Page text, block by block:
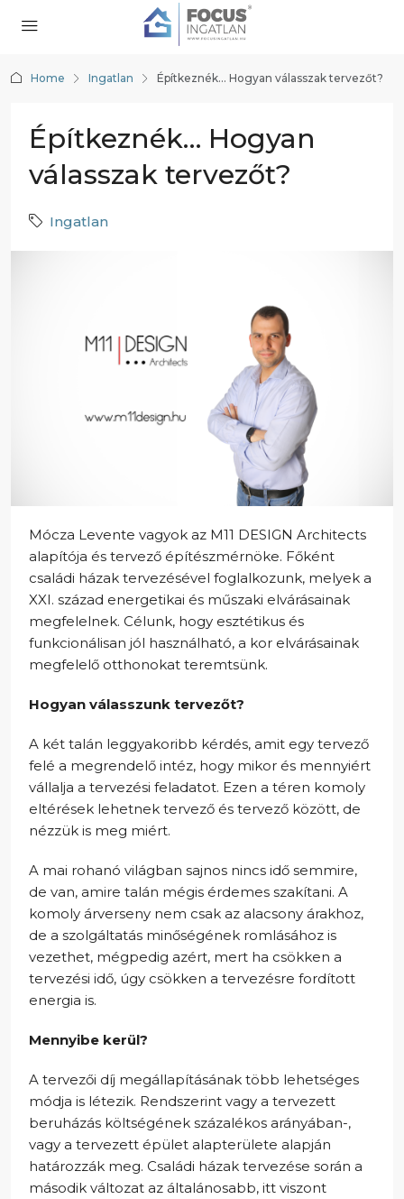
Home Ingatlan Építkeznék… Hogyan válasszak tervezőt?
Építkeznék… Hogyan
válasszak tervezőt?
Ingatlan
Mócza Levente vagyok az M11 DESIGN Architects
alapítója és tervező építészmérnöke. Főként
családi házak tervezésével foglalkozunk, melyek a
XXI. század energetikai és műszaki elvárásainak
megfelelnek. Célunk, hogy esztétikus és
funkcionálisan jól használható, a kor elvárásainak
megfelelő otthonokat teremtsünk.
Hogyan válasszunk tervezőt?
A két talán leggyakoribb kérdés, amit egy tervező
felé a megrendelő intéz, hogy mikor és mennyiért
vállalja a tervezési feladatot. Ezen a téren komoly
eltérések lehetnek tervező és tervező között, de
nézzük is meg miért.
A mai rohanó világban sajnos nincs idő semmire,
de van, amire talán mégis érdemes szakítani. A
komoly árverseny nem csak az alacsony árakhoz,
de a szolgáltatás minőségének romlásához is
vezethet, mégpedig azért, mert ha csökken a
tervezési idő, úgy csökken a tervezésre fordított
energia is.
Mennyibe kerül?
A tervezői díj megállapításának több lehetséges
módja is létezik. Rendszerint vagy a tervezett
beruházás költségének százalékos arányában-,
vagy a tervezett épület alapterülete alapján
határozzák meg. Családi házak tervezése során a
második változat az általánosabb, itt viszont